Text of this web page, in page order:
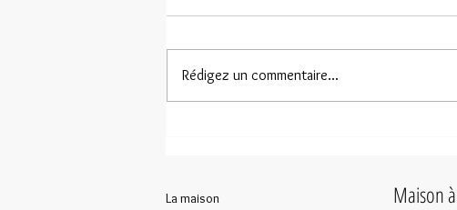
Rédigez un commentaire...
La maison
Maison